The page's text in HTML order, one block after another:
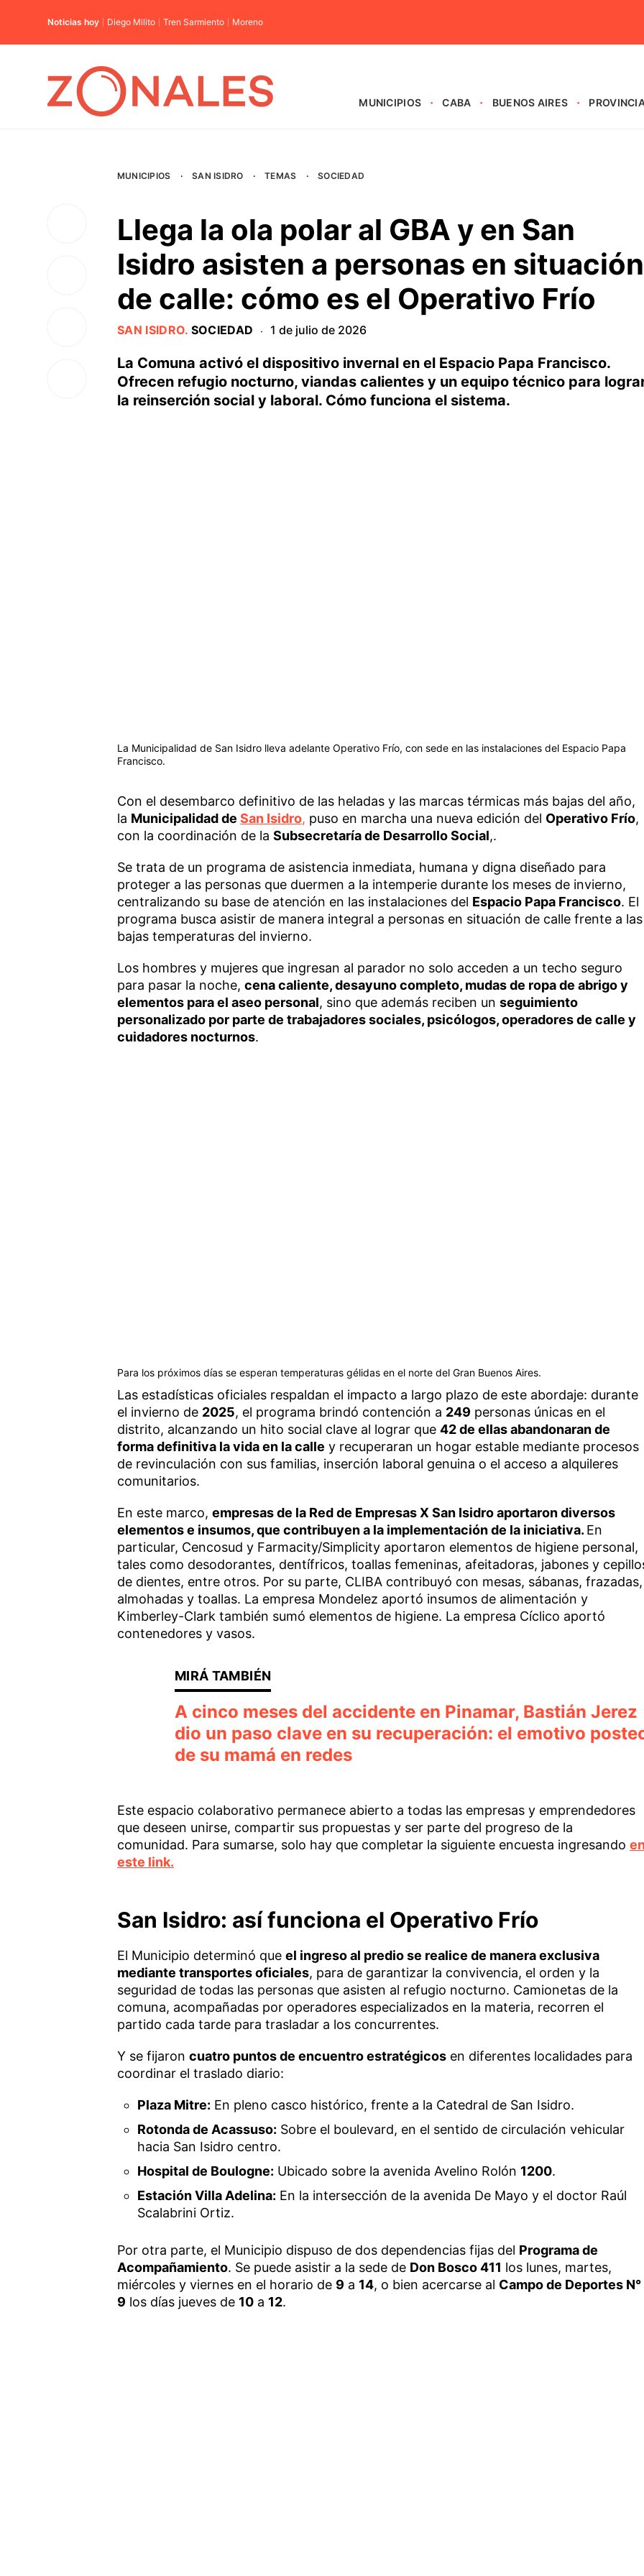
Noticias hoy Diego Milito Tren Sarmiento Moreno
MUNICIPIOS CABA BUENOS AIRES
MUNICIPIOS · SAN ISIDRO · TEMAS · SOCIEDAD
Llega la ola polar al GBA y en San
Isidro asisten a personas en situación
de calle: cómo es el Operativo Frío
SAN ISIDRO. SOCIEDAD · 1 de julio de 2026
La Comuna activó el dispositivo invernal en el Espacio Papa Francisco.
Ofrecen refugio nocturno, viandas calientes y un equipo técnico para
la reinserción social y laboral. Cómo funciona el sistema.
La Municipalidad de San Isidro lleva adelante Operativo Frío, con sede en las instalaciones del Espacio Papa
Francisco.
Con el desembarco definitivo de las heladas y las marcas térmicas más bajas del año,
la Municipalidad de San Isidro, puso en marcha una nueva edición del Operativo Frío,
con la coordinación de la Subsecretaría de Desarrollo Social,.
Se trata de un programa de asistencia inmediata, humana y digna diseñado para
proteger a las personas que duermen a la intemperie durante los meses de invierno,
centralizando su base de atención en las instalaciones del Espacio Papa Francisco. El
programa busca asistir de manera integral a personas en situación de calle frente a las
bajas temperaturas del invierno.
Los hombres y mujeres que ingresan al parador no solo acceden a un techo seguro
para pasar la noche, cena caliente, desayuno completo, mudas de ropa de abrigo y
elementos para el aseo personal, sino que además reciben un seguimiento
personalizado por parte de trabajadores sociales, psicólogos, operadores de calle y
cuidadores nocturnos.
Para los próximos días se esperan temperaturas gélidas en el norte del Gran Buenos Aires.
Las estadísticas oficiales respaldan el impacto a largo plazo de este abordaje: durante
el invierno de 2025, el programa brindó contención a 249 personas únicas en el
distrito, alcanzando un hito social clave al lograr que 42 de ellas abandonaran de
forma definitiva la vida en la calle y recuperaran un hogar estable mediante procesos
de revinculación con sus familias, inserción laboral genuina o el acceso a alquileres
comunitarios.
En este marco, empresas de la Red de Empresas X San Isidro aportaron diversos
elementos e insumos, que contribuyen a la implementación de la iniciativa. En
particular, Cencosud y Farmacity/Simplicity aportaron elementos de higiene personal,
tales como desodorantes, dentífricos, toallas femeninas, afeitadoras, jabones y
de dientes, entre otros. Por su parte, CLIBA contribuyó con mesas, sábanas, frazadas,
almohadas y toallas. La empresa Mondelez aportó insumos de alimentación y
Kimberley-Clark también sumó elementos de higiene. La empresa Cíclico aportó
contenedores y vasos.
A cinco meses del accidente en Pinamar, Bastián Jerez
dio un paso clave en su recuperación: el emotivo
de su mamá en redes
Este espacio colaborativo permanece abierto a todas las empresas y emprendedores
que deseen unirse, compartir sus propuestas y ser parte del progreso de la
comunidad. Para sumarse, solo hay que completar la siguiente encuesta ingresando
este link.
San Isidro: así funciona el Operativo Frío
El Municipio determinó que el ingreso al predio se realice de manera exclusiva
mediante transportes oficiales, para de garantizar la convivencia, el orden y la
seguridad de todas las personas que asisten al refugio nocturno. Camionetas de la
comuna, acompañadas por operadores especializados en la materia, recorren el
partido cada tarde para trasladar a los concurrentes.
Y se fijaron cuatro puntos de encuentro estratégicosen diferentes localidades para
coordinar el traslado diario:
Plaza Mitre: En pleno casco histórico, frente a la Catedral de San Isidro.
Rotonda de Acassuso: Sobre el boulevard, en el sentido de circulación vehicular
hacia San Isidro centro.
Hospital de Boulogne: Ubicado sobre la avenida Avelino Rolón 1200.
Estación Villa Adelina: En la intersección de la avenida De Mayo y el doctor Raúl
Scalabrini Ortiz.
Por otra parte, el Municipio dispuso de dos dependencias fijas del Programa de
Acompañamiento. Se puede asistir a la sede de Don Bosco 411 los lunes, martes,
miércoles y viernes en el horario de 9 a 14, o bien acercarse al Campo de Deportes N°
9 los días jueves de 10a 12.